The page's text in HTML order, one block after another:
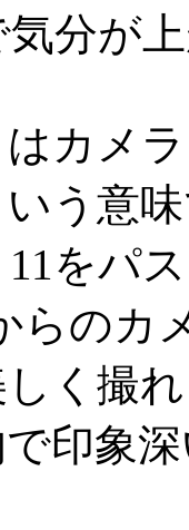
分が
カメ
う意
11をパ
らの
く撮
印象